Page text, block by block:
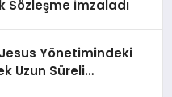
Sözleşme İmzaladı
Yönetimindeki
Uzun Süreli